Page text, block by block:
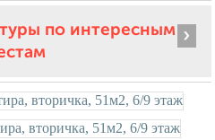
по интересным ›